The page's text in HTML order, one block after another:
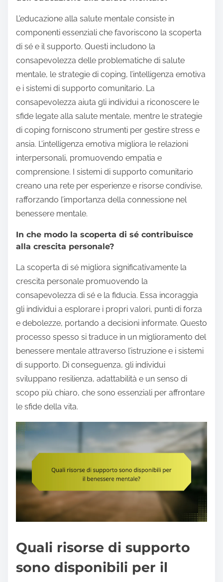
L’educazione alla salute mentale consiste in
componenti essenziali che favoriscono la scoperta
di sé e il supporto. Questi includono la
consapevolezza delle problematiche di salute
mentale, le strategie di coping, l’intelligenza emotiva
e i sistemi di supporto comunitario. La
consapevolezza aiuta gli individui a riconoscere le
sfide legate alla salute mentale, mentre le strategie
di coping forniscono strumenti per gestire stress e
ansia. L’intelligenza emotiva migliora le relazioni
interpersonali, promuovendo empatia e
comprensione. I sistemi di supporto comunitario
creano una rete per esperienze e risorse condivise,
rafforzando l’importanza della connessione nel
benessere mentale.
In che modo la scoperta di sé contribuisce
alla crescita personale?
La scoperta di sé migliora significativamente la
crescita personale promuovendo la
consapevolezza di sé e la fiducia. Essa incoraggia
gli individui a esplorare i propri valori, punti di forza
e debolezze, portando a decisioni informate. Questo
processo spesso si traduce in un miglioramento del
benessere mentale attraverso l’istruzione e i sistemi
di supporto. Di conseguenza, gli individui
sviluppano resilienza, adattabilità e un senso di
scopo più chiaro, che sono essenziali per affrontare
le sfide della vita.
Quali risorse di supporto
sono disponibili per il